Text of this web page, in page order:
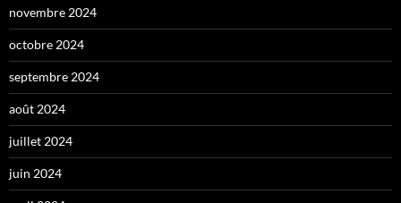
novembre 2024
octobre 2024
septembre 2024
août 2024
juillet 2024
juin 2024